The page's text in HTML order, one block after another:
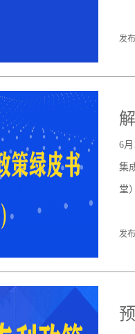
发
6
集
堂
发